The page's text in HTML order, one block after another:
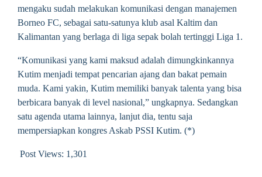
mengaku sudah melakukan komunikasi dengan manajemen
Borneo FC, sebagai satu-satunya klub asal Kaltim dan
Kalimantan yang berlaga di liga sepak bolah tertinggi Liga 1.
“Komunikasi yang kami maksud adalah dimungkinkannya
Kutim menjadi tempat pencarian ajang dan bakat pemain
muda. Kami yakin, Kutim memiliki banyak talenta yang bisa
berbicara banyak di level nasional,” ungkapnya. Sedangkan
satu agenda utama lainnya, lanjut dia, tentu saja
mempersiapkan kongres Askab PSSI Kutim. (*)
Post Views: 1,301